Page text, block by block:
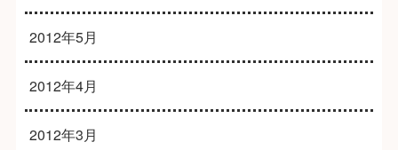
2012年5月
2012年4月
2012年3月